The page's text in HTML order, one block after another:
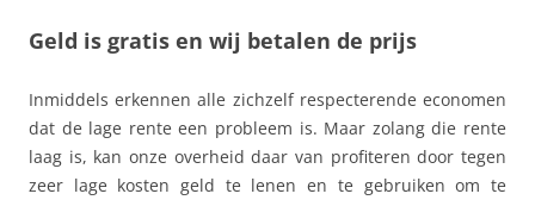
Geld is gratis en wij betalen de prijs
Inmiddels erkennen alle zichzelf respecterende economen
dat de lage rente een probleem is. Maar zolang die rente
laag is, kan onze overheid daar van profiteren door tegen
zeer lage kosten geld te lenen en te gebruiken om te